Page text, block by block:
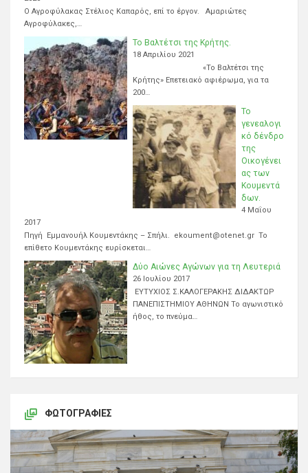
Ο Αγροφύλακας Στέλιος Καπαρός, επί το έργον. Αμαριώτες
Αγροφύλακες,…
Το Βαλτέτσι της Κρήτης.
18 Απριλίου 2021
«Το Βαλτέτσι της
Κρήτης» Επετειακό αφιέρωμα, για τα
200…
Το
γενεαλογι
κό δένδρο
της
Οικογένει
ας των
Κουμεντά
δων.
4 Μαΐου
2017
Πηγή Εμμανουήλ Κουμεντάκης – Σπήλι. ekoument@otenet.gr Το
επίθετο Κουμεντάκης ευρίσκεται…
Δύο Αιώνες Αγώνων για τη Λευτεριά
26 Ιουλίου 2017
ΕΥΤΥΧΙΟΣ Σ.ΚΑΛΟΓΕΡΑΚΗΣ ΔΙΔΑΚΤΩΡ
ΠΑΝΕΠΙΣΤΗΜΙΟΥ ΑΘΗΝΩΝ Το αγωνιστικό
ήθος, το πνεύμα…
ΦΩΤΟΓΡΑΦΊΕΣ